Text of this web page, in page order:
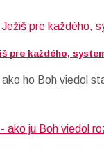
pre každého,
ho Boh viedol